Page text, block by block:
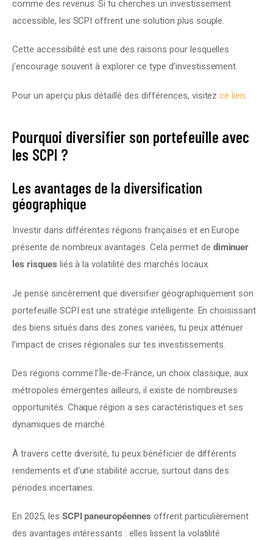
comme des revenus. Si tu cherches un investissement
accessible, les SCPI offrent une solution plus souple.
Cette accessibilité est une des raisons pour lesquelles
j’encourage souvent à explorer ce type d’investissement.
Pour un aperçu plus détaillé des différences, visitez ce lien.
Pourquoi diversifier son portefeuille avec
les SCPI ?
Les avantages de la diversification
géographique
Investir dans différentes régions françaises et en Europe
présente de nombreux avantages. Cela permet de diminuer
les risques liés à la volatilité des marchés locaux.
Je pense sincèrement que diversifier géographiquement son
portefeuille SCPI est une stratégie intelligente. En choisissant
des biens situés dans des zones variées, tu peux atténuer
l’impact de crises régionales sur tes investissements.
Des régions comme l’Île-de-France, un choix classique, aux
métropoles émergentes ailleurs, il existe de nombreuses
opportunités. Chaque région a ses caractéristiques et ses
dynamiques de marché.
À travers cette diversité, tu peux bénéficier de différents
rendements et d’une stabilité accrue, surtout dans des
périodes incertaines.
En 2025, les SCPI paneuropéennes offrent particulièrement
des avantages intéressants : elles lissent la volatilité